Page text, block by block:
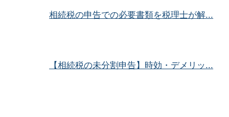
相続税の申告での必要書類を税理士が解...
【相続税の未分割申告】時効・デメリッ...